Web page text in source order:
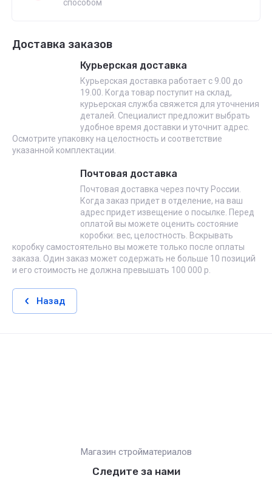
способом
Доставка заказов
Курьерская доставка
Курьерская доставка работает с 9.00 до
19.00. Когда товар поступит на склад,
курьерская служба свяжется для уточнения
деталей. Специалист предложит выбрать
удобное время доставки и уточнит адрес.
Осмотрите упаковку на целостность и соответствие
указанной комплектации.
Почтовая доставка
Почтовая доставка через почту России.
Когда заказ придет в отделение, на ваш
адрес придет извещение о посылке. Перед
оплатой вы можете оценить состояние
коробки: вес, целостность. Вскрывать
коробку самостоятельно вы можете только после оплаты
заказа. Один заказ может содержать не больше 10 позиций
и его стоимость не должна превышать 100 000 р.
Назад
Магазин стройматериалов
Следите за нами